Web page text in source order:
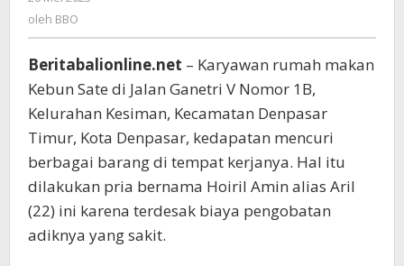
Nekat
Mencuri
Barang
oleh BBO
Beritabalionline.net – Karyawan rumah makan
Kebun Sate di Jalan Ganetri V Nomor 1B,
Kelurahan Kesiman, Kecamatan Denpasar
Timur, Kota Denpasar, kedapatan mencuri
berbagai barang di tempat kerjanya. Hal itu
dilakukan pria bernama Hoiril Amin alias Aril
(22) ini karena terdesak biaya pengobatan
adiknya yang sakit.